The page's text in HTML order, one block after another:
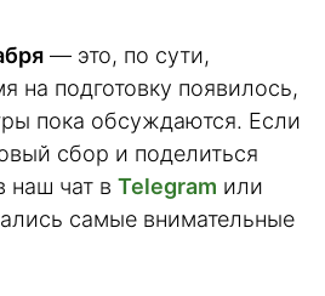
— это, по сути,
на подготовку появилось,
пока обсуждаются. Если
сбор и поделиться
наш чат в Telegram или
самые внимательные